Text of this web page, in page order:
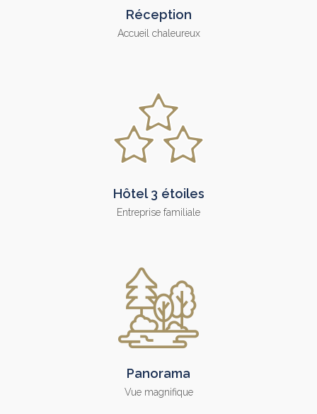
Réception
Accueil chaleureux
Hôtel 3 étoiles
Entreprise familiale
Panorama
Vue magnifique